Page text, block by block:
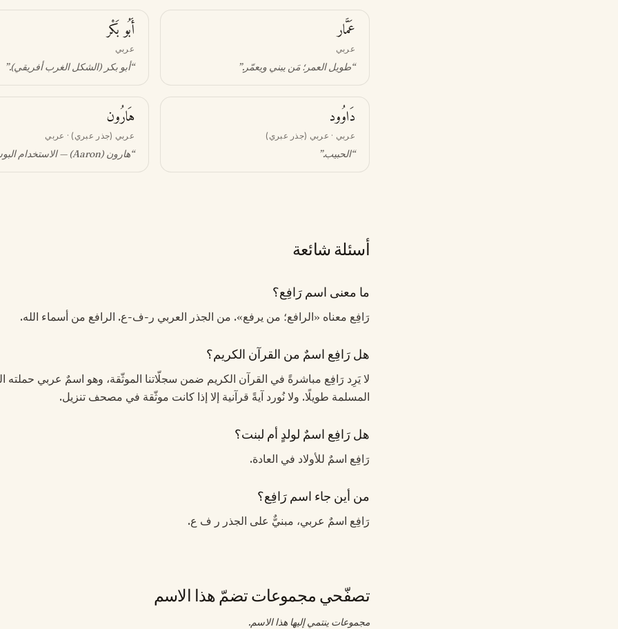
عَمَّار
عربي
“طويل العمر؛ مَن يبني ويعمّر.”
أَبُو بَكْر
عربي
“أبو بكر (الشكل الغرب أفريقي).”
دَاوُود
عربي · عربي (جذر عبري)
“الحبيب.”
هَارُون
عربي (جذر عبري) · عربي
“هارون (Aaron) — الاستخدام البوسني
أسئلة شائعة
ما معنى اسم رَافِع؟
رَافِع معناه «الرافع؛ من يرفع». من الجذر العربي ر-ف-ع. الرافع من أسماء الله.
هل رَافِع اسمٌ من القرآن الكريم؟
لا يَرِد رَافِع مباشرةً في القرآن الكريم ضمن سجلّاتنا الموثّقة، وهو اسمٌ عربي حملته
المسلمة طويلًا. ولا نُورد آيةً قرآنية إلا إذا كانت موثّقة في مصحف تنزيل.
هل رَافِع اسمٌ لولدٍ أم لبنت؟
رَافِع اسمٌ للأولاد في العادة.
من أين جاء اسم رَافِع؟
رَافِع اسمٌ عربي، مبنيٌّ على الجذر ر ف ع.
تصفّحي مجموعات تضمّ هذا الاسم
مجموعات ينتمي إليها هذا الاسم.